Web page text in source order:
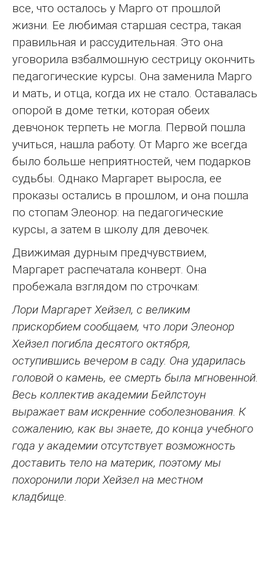
все, что осталось у Марго от прошлой
жизни. Ее любимая старшая сестра, такая
правильная и рассудительная. Это она
уговорила взбалмошную сестрицу окончить
педагогические курсы. Она заменила Марго
и мать, и отца, когда их не стало. Оставалась
опорой в доме тетки, которая обеих
девчонок терпеть не могла. Первой пошла
учиться, нашла работу. От Марго же всегда
было больше неприятностей, чем подарков
судьбы. Однако Маргарет выросла, ее
проказы остались в прошлом, и она пошла
по стопам Элеонор: на педагогические
курсы, а затем в школу для девочек.
Движимая дурным предчувствием,
Маргарет распечатала конверт. Она
пробежала взглядом по строчкам:
Лори Маргарет Хейзел, с великим
прискорбием сообщаем, что лори Элеонор
Хейзел погибла десятого октября,
оступившись вечером в саду. Она ударилась
головой о камень, ее смерть была мгновенной.
Весь коллектив академии Бейлстоун
выражает вам искренние соболезнования. К
сожалению, как вы знаете, до конца учебного
года у академии отсутствует возможность
доставить тело на материк, поэтому мы
похоронили лори Хейзел на местном
кладбище.